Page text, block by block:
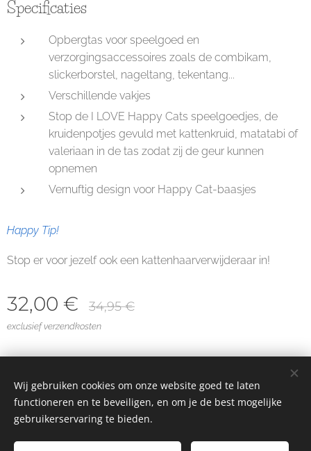
Specificaties
Opbergtas voor speelgoed en
verzorgingsaccessoires zoals de combikam,
slickerborstel, nageltang, tekentang...
Verschillende vakjes
Stop de I LOVE Happy Cats speelgoedjes, de
kruidenpotjes gevuld met kattenkruid, matatabi of
valeriaan in de tas zodat zij de geur kunnen
opnemen
Vernuftig design voor Happy Cat-baasjes
Happy Tip!
Stop er voor jezelf ook een kattenhaarverwijderaar in!
32,00 € 34,95€
exclusief verzendkosten
Privacybeleid
Algemene Voorwaarden Cookies
Wij gebruiken cookies om onze website goed te laten
functioneren en te beveiligen, en om je de best mogelijke
gebruikerservaring te bieden.